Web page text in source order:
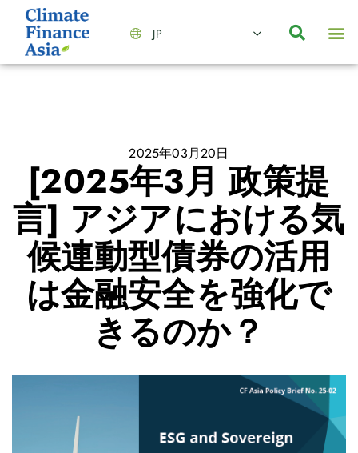
JP
2025年03月20日
[2025年3月 政策提
言] アジアにおける気
候連動型債券の活用
は金融安全を強化で
きるのか？